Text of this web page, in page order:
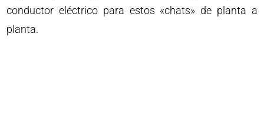
conductor eléctrico para estos «chats» de planta a
planta.